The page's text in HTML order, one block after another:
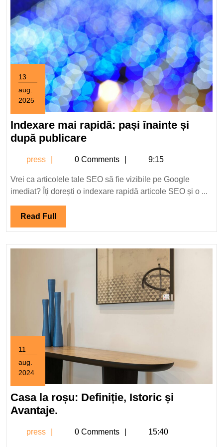
13
aug.
2025
august
2025
Indexare mai rapidă: pași înainte și
după publicareIndexare
rapidă:
pași
înainte
publicare
press press0 Comments 9:15
Vrei ca articolele tale SEO să fie vizibile pe Google
imediat? Îți dorești o indexare rapidă articole SEO și o ...
Read Full Read
Full
11
aug.
2024
august
2024
Casa la roșu: Definiție, Istoric și
Avantaje.
roșu:
press press0 Comments 15:40